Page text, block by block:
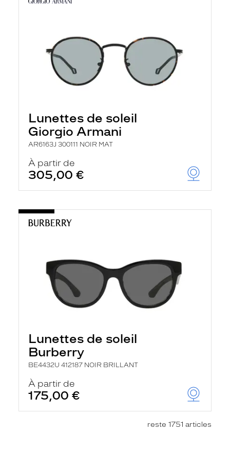
Lunettes de soleil
Giorgio Armani
AR6163J 300111 NOIR MAT
À partir de
305,00 €
Lunettes de soleil
Burberry
BE4432U 412187 NOIR BRILLANT
À partir de
175,00 €
reste 1751 articles